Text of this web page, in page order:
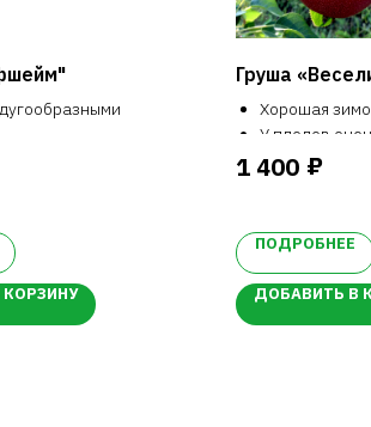
махровые цветы
Груша
Хорошая
У плодов
Урожайная
1 400 ₽
ПОДРОБНЕЕ
ДОБАВИТЬ В